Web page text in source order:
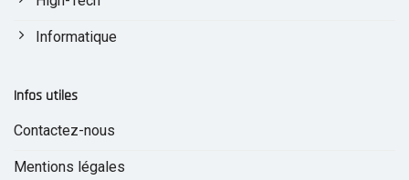
Informatique
Infos utiles
Contactez-nous
Mentions légales